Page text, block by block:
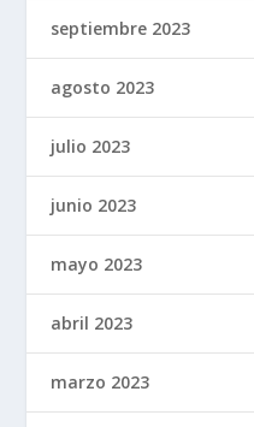
septiembre 2023
agosto 2023
julio 2023
junio 2023
mayo 2023
abril 2023
marzo 2023